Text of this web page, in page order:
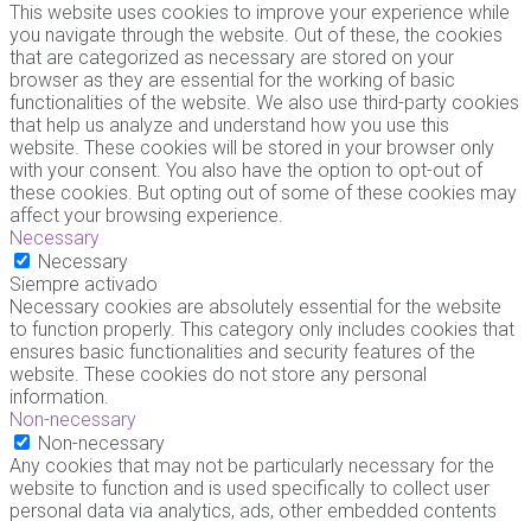
This website uses cookies to improve your experience while
you navigate through the website. Out of these, the cookies
that are categorized as necessary are stored on your
browser as they are essential for the working of basic
functionalities of the website. We also use third-party cookies
that help us analyze and understand how you use this
website. These cookies will be stored in your browser only
with your consent. You also have the option to opt-out of
these cookies. But opting out of some of these cookies may
affect your browsing experience.
Necessary
Necessary
Siempre activado
Necessary cookies are absolutely essential for the website
to function properly. This category only includes cookies that
ensures basic functionalities and security features of the
website. These cookies do not store any personal
information.
Non-necessary
Non-necessary
Any cookies that may not be particularly necessary for the
website to function and is used specifically to collect user
personal data via analytics, ads, other embedded contents